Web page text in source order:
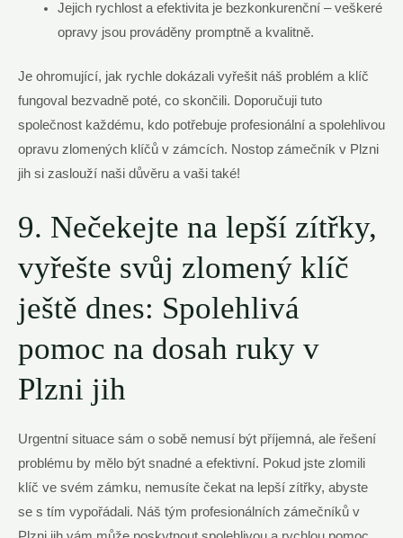
Jejich rychlost ​a efektivita je bezkonkurenční – veškeré
opravy jsou prováděny⁤ promptně⁢ a kvalitně.
Je ‍ohromující,‌ jak rychle dokázali vyřešit náš problém a klíč
fungoval bezvadně poté, co skončili. Doporučuji tuto
společnost každému, kdo potřebuje profesionální ‍a spolehlivou
opravu zlomených klíčů v zámcích. Nostop zámečník v‌ Plzni
jih si zaslouží naši důvěru a vaši ‍také!
9.⁤ Nečekejte na lepší zítřky,
vyřešte svůj zlomený ​klíč
ještě dnes: Spolehlivá
pomoc na dosah ruky v
Plzni jih
Urgentní situace⁣ sám ⁤o sobě nemusí být příjemná, ​ale řešení
⁤problému by mělo‌ být snadné a efektivní. Pokud jste ⁢zlomili⁤
klíč ​ve svém zámku, nemusíte čekat na lepší zítřky, abyste
se s tím ⁤vypořádali. Náš tým⁤ profesionálních zámečníků v‌